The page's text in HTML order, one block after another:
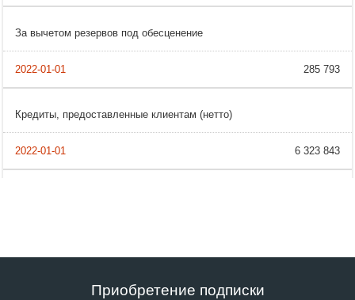
За вычетом резервов под обесценение
285 793
Кредиты, предоставленные клиентам (нетто)
6 323 843
Приобретение подписки